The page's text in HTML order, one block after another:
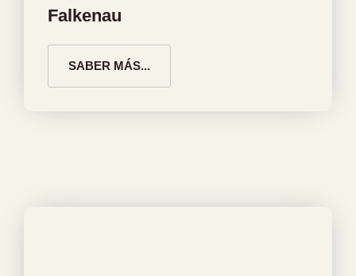
Falkenau
SABER MÁS...